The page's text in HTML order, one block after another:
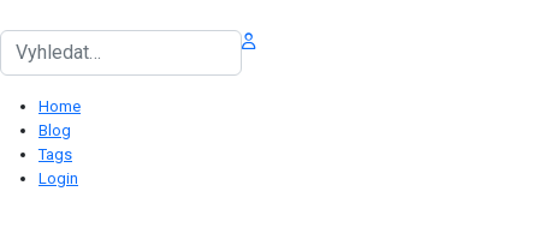
Hledat
Home
Blog
Tags
Login